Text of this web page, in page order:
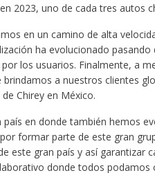
2023, uno de cada tres autos
en un camino de alta
ha evolucionado
los usuarios. Finalmente, a
brindamos a nuestros clientes
Chirey en México.
país en donde también hemos
formar parte de este gran
este gran país y así garantizar
donde todos podamos